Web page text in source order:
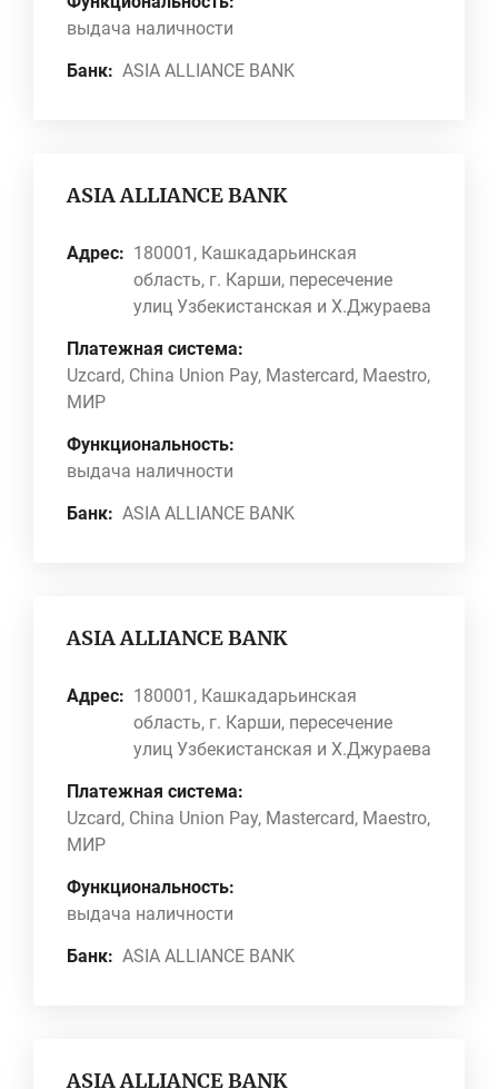
выдача наличности
Банк: ASIA ALLIANCE BANK
ASIA ALLIANCE BANK
Адрес: 180001, Кашкадарьинская
область, г. Карши, пересечение
улиц Узбекистанская и Х.Джураева
Платежная система:
Uzcard, China Union Pay, Mastercard, Maestro,
МИР
Функциональность:
выдача наличности
Банк: ASIA ALLIANCE BANK
ASIA ALLIANCE BANK
Адрес: 180001, Кашкадарьинская
область, г. Карши, пересечение
улиц Узбекистанская и Х.Джураева
Платежная система:
Uzcard, China Union Pay, Mastercard, Maestro,
МИР
Функциональность:
выдача наличности
Банк: ASIA ALLIANCE BANK
ASIA ALLIANCE BANK